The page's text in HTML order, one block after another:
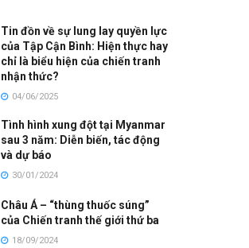
Tin đồn về sự lung lay quyền lực
của Tập Cận Bình: Hiện thực hay
chỉ là biểu hiện của chiến tranh
nhận thức?
04/06/2025
Tình hình xung đột tại Myanmar
sau 3 năm: Diễn biến, tác động
và dự báo
30/01/2024
Châu Á – “thùng thuốc súng”
của Chiến tranh thế giới thứ ba
18/09/2024